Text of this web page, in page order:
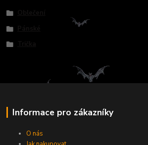
Informace pro zákazníky
O nás